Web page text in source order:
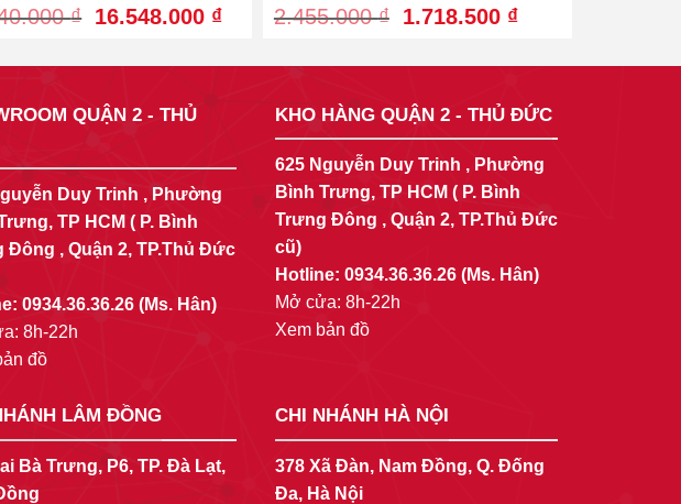
₫ Original
16.548.000 ₫Current2.455.000₫ Original
1.718.500 ₫Current
QUẬN 2 - THỦ
Duy Trinh , Phường
TP HCM ( P. Bình
Đông , Quận 2, TP.Thủ Đức
0934.36.36.26 (Ms. Hân)
8h-22h
đồ
KHO HÀNG QUẬN 2 - THỦ ĐỨC
625 Nguyễn Duy Trinh , Phường
Bình Trưng, TP HCM ( P. Bình
Trưng Đông , Quận 2, TP.Thủ Đức
cũ)
Hotline: 0934.36.36.26(Ms. Hân)
Mở cửa: 8h-22h
Xem bản đồ
LÂM ĐỒNG
Bà Trưng, P6, TP. Đà Lạt,
CHI NHÁNH HÀ NỘI
378 Xã Đàn, Nam Đồng, Q. Đống
Đa, Hà Nội